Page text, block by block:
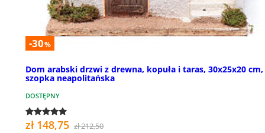
-30%
Dom arabski drzwi z drewna, kopuła i taras, 30x25x20 cm,
szopka neapolitańska
DOSTĘPNY
zł 148,75 zł 212,50